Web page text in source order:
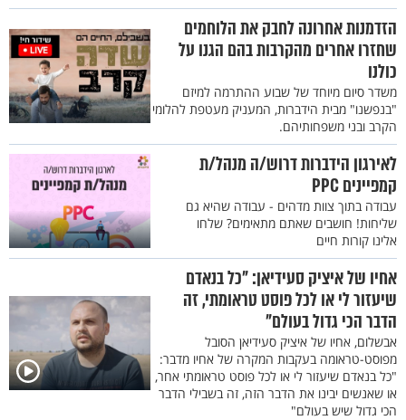
הזדמנות אחרונה לחבק את הלוחמים
שחזרו אחרים מהקרבות בהם הגנו על
כולנו
משדר סיום מיוחד של שבוע ההתרמה למיזם
"בנפשנו" מבית הידברות, המעניק מעטפת להלומי
הקרב ובני משפחותיהם.
לאירגון הידברות דרוש/ה מנהל/ת
קמפיינים PPC
עבודה בתוך צוות מדהים - עבודה שהיא גם
שליחות! חושבים שאתם מתאימים? שלחו
אלינו קורות חיים
אחיו של איציק סעידיאן: "כל בנאדם
שיעזור לי או לכל פוסט טראומתי, זה
הדבר הכי גדול בעולם"
אבשלום, אחיו של איציק סעידיאן הסובל
מפוסט-טראומה בעקבות המקרה של אחיו מדבר:
"כל בנאדם שיעזור לי או לכל פוסט טראומתי אחר,
או שאנשים יבינו את הדבר הזה, זה בשבילי הדבר
הכי גדול שיש בעולם"